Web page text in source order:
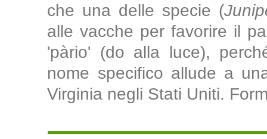
che una delle specie (
alle vacche per favorire il
'pàrio' (do alla luce),
nome specifico allude a
Virginia negli Stati Uniti.